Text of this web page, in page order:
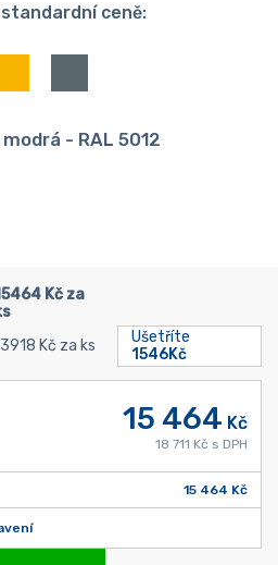
ceně:
- RAL 5012
Kč za
Kč za ks
Ušetříte
1546Kč
15 464 Kč
18 711 Kč s DPH
15 464 Kč